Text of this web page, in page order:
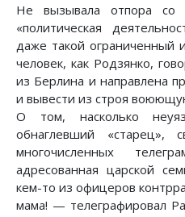
Не вызывала отпора со
«политическая
даже такой ограниченный
человек, как Родзянко,
из Берлина и направлена
и вывести из строя
О том, насколько
обнаглевший «старец»,
многочисленных
адресованная царской
кем-то из офицеров
мама! — телеграфировал